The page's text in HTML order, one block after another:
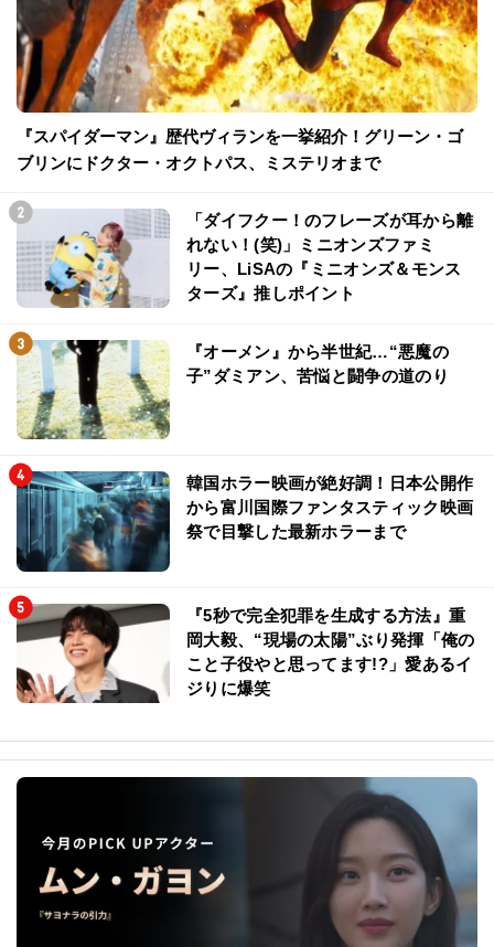
『スパイダーマン』歴代ヴィランを一挙紹介！グリーン・ゴ
ブリンにドクター・オクトパス、ミステリオまで
「ダイフクー！のフレーズが耳から離
れない！(笑)」ミニオンズファミ
リー、LiSAの『ミニオンズ＆モンス
ターズ』推しポイント
『オーメン』から半世紀…“悪魔の
子”ダミアン、苦悩と闘争の道のり
韓国ホラー映画が絶好調！日本公開作
から富川国際ファンタスティック映画
祭で目撃した最新ホラーまで
『5秒で完全犯罪を生成する方法』重
岡大毅、“現場の太陽”ぶり発揮「俺の
こと子役やと思ってます!?」愛あるイ
ジりに爆笑